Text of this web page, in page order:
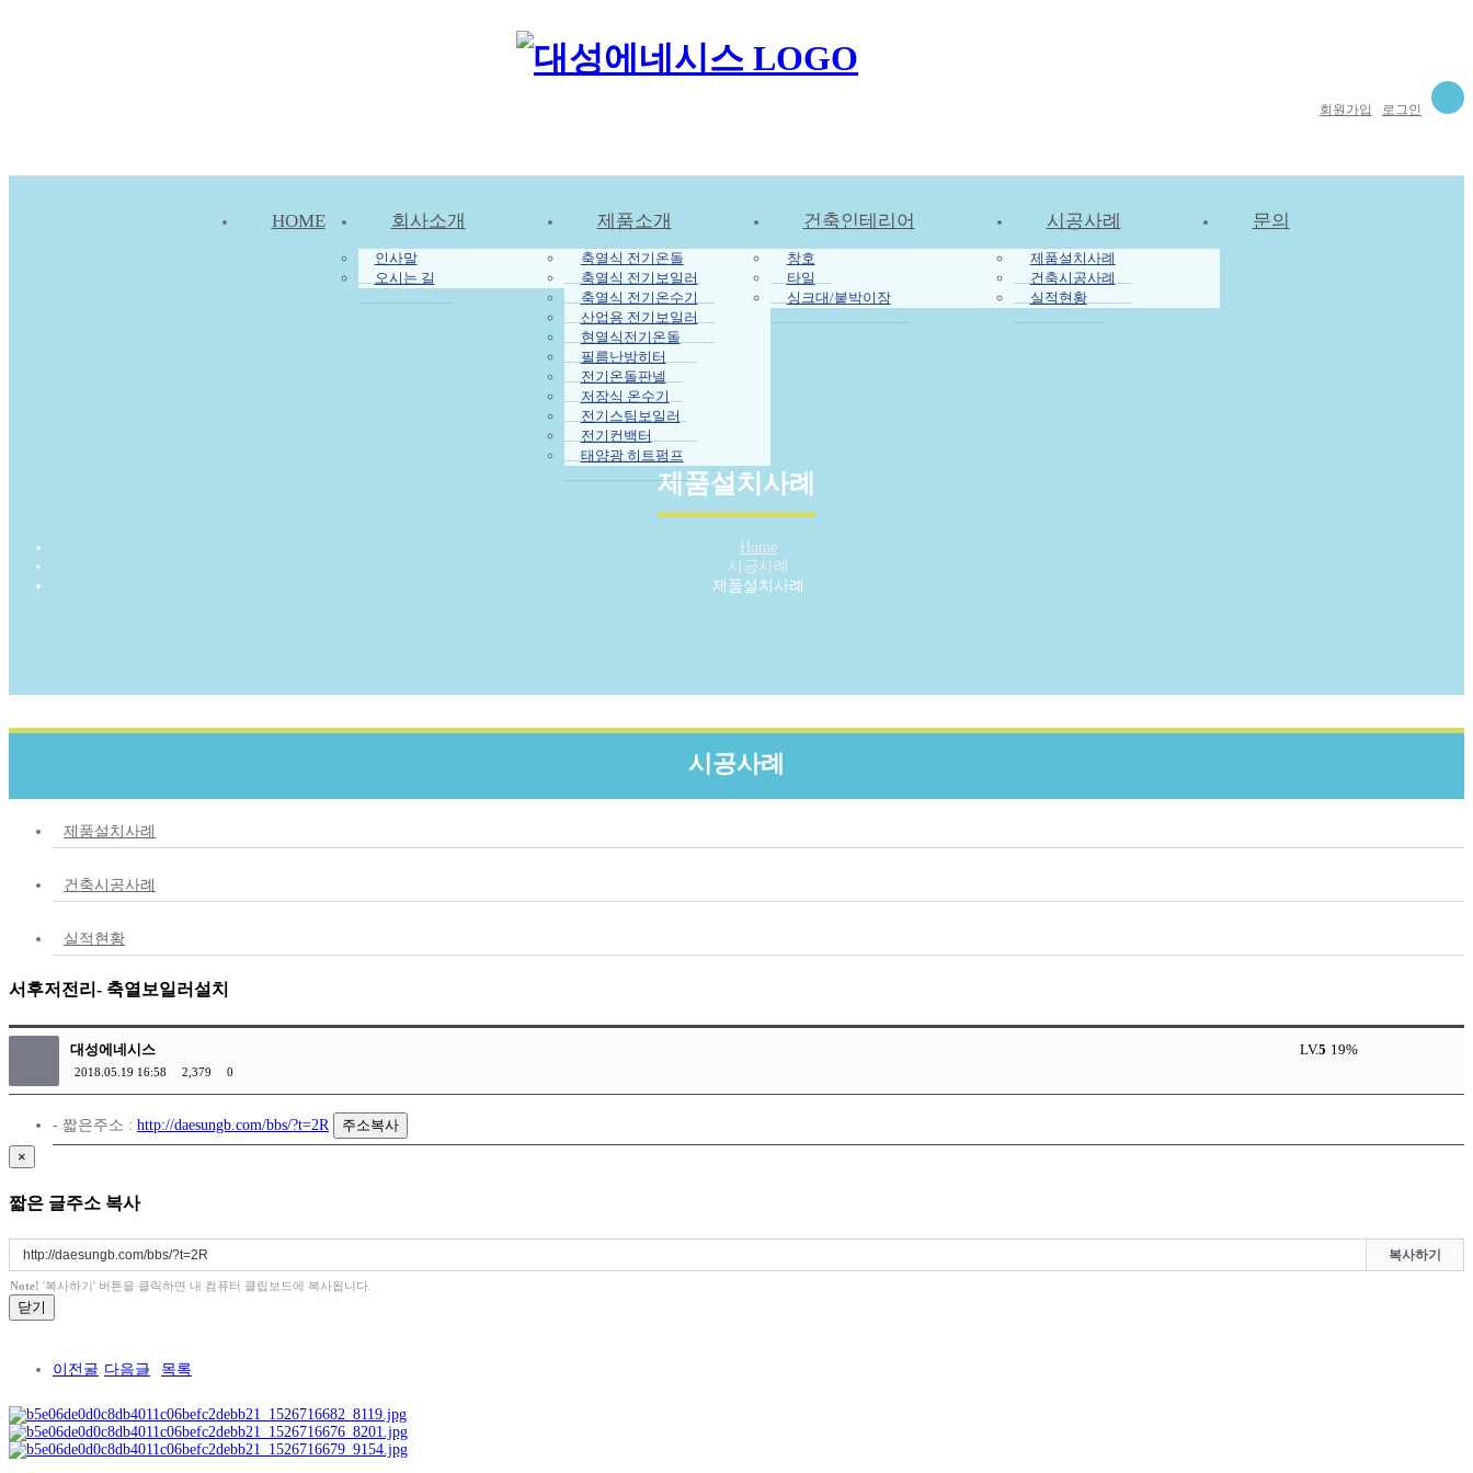
회원가입 로그인
HOME 회사소개
인사말
오시는 길
제품소개
축열식 전기온돌
축열식 전기보일러
축열식 전기온수기
산업용 전기보일러
현열식전기온돌
필름난방히터
전기온돌판넬
저장식 온수기
전기스팀보일러
전기컨백터
태양광 히트펌프
건축인테리어
창호
타일
싱크대/붙박이장
시공사례
제품설치사례
건축시공사례
실적현황
문의
제품설치사례
Home
시공사례
제품설치사례
시공사례
제품설치사례
건축시공사례
실적현황
서후저전리- 축열보일러설치
대성에네시스
2018.05.19 16:58 2,379 0
LV.5 19%
- 짧은주소 : http://daesungb.com/bbs/?t=2R
주소복사
×
짧은 글주소 복사
복사하기
Note! '복사하기' 버튼을 클릭하면 내 컴퓨터 클립보드에 복사됩니다.
닫기
이전글 다음글 목록